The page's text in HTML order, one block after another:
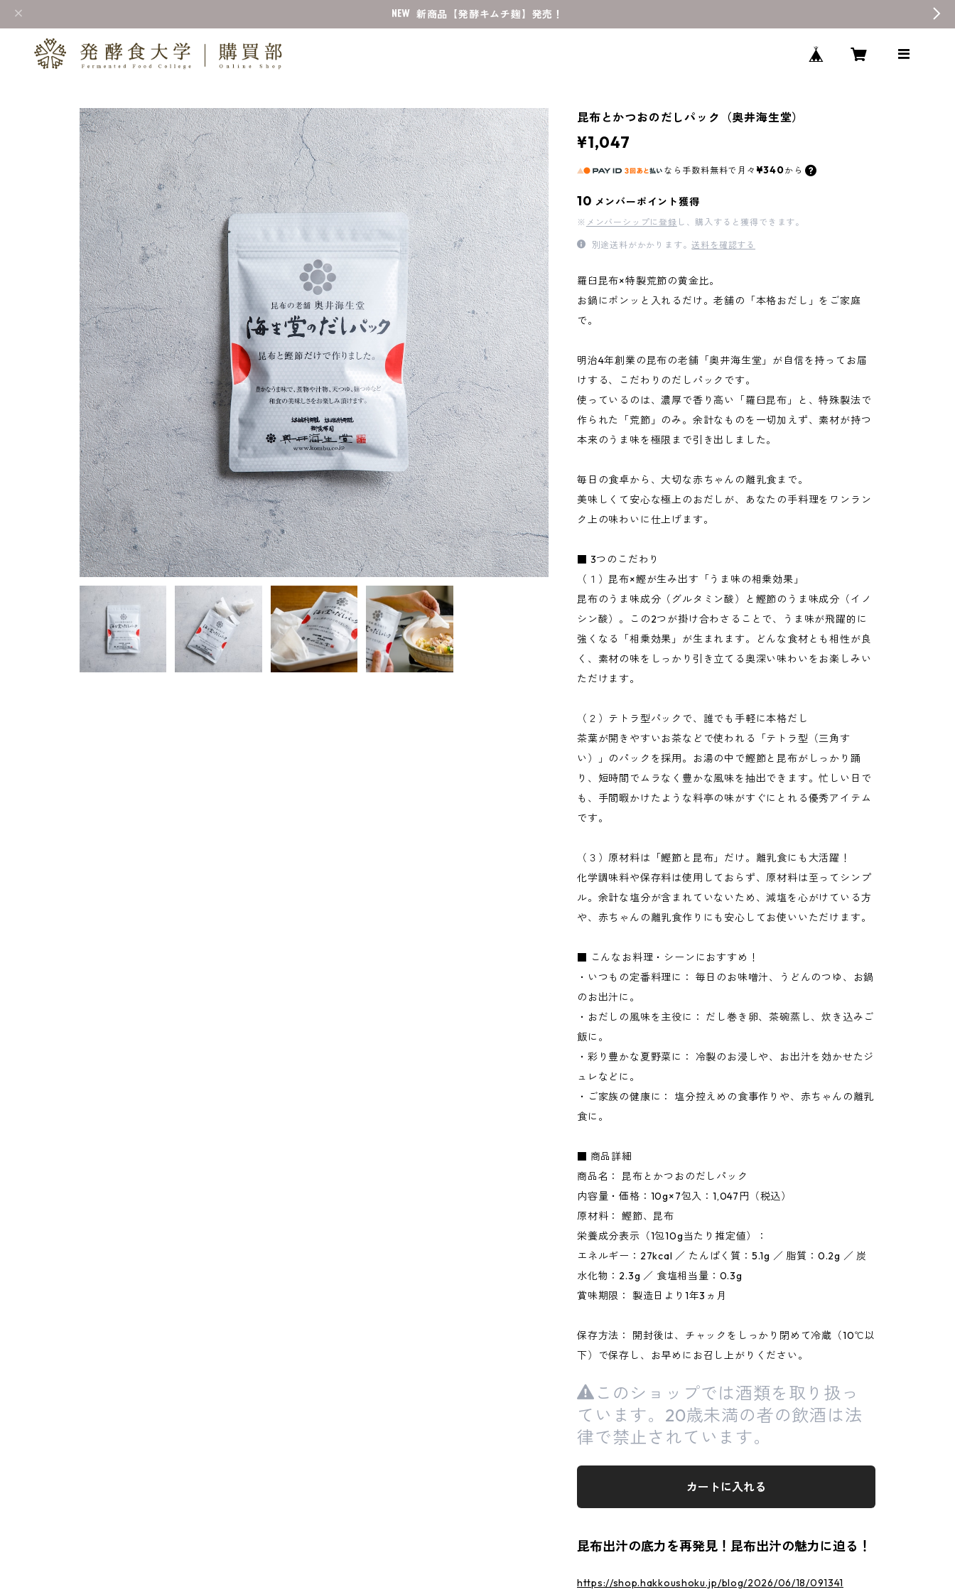
新商品【発酵キムチ麹】発売！
昆布とかつおのだしパック（奥井海生堂）
¥1,047
なら 手数料無料で 月々 ¥340から
10 メンバーポイント獲得
※ メンバーシップに登録 し、購入すると獲得できます。
別途送料がかかります。送料を確認する
羅臼昆布×特製荒節の黄金比。
お鍋にポンッと入れるだけ。老舗の「本格おだし」をご家庭
で。
明治4年創業の昆布の老舗「奥井海生堂」が自信を持ってお届
けする、こだわりのだしパックです。
使っているのは、濃厚で香り高い「羅臼昆布」と、特殊製法で
作られた「荒節」のみ。余計なものを一切加えず、素材が持つ
本来のうま味を極限まで引き出しました。
毎日の食卓から、大切な赤ちゃんの離乳食まで。
美味しくて安心な極上のおだしが、あなたの手料理をワンラン
ク上の味わいに仕上げます。
■ 3つのこだわり
（１）昆布×鰹が生み出す「うま味の相乗効果」
昆布のうま味成分（グルタミン酸）と鰹節のうま味成分（イノ
シン酸）。この2つが掛け合わさることで、うま味が飛躍的に
強くなる「相乗効果」が生まれます。どんな食材とも相性が良
く、素材の味をしっかり引き立てる奥深い味わいをお楽しみい
ただけます。
（２）テトラ型パックで、誰でも手軽に本格だし
茶葉が開きやすいお茶などで使われる「テトラ型（三角す
い）」のパックを採用。お湯の中で鰹節と昆布がしっかり踊
り、短時間でムラなく豊かな風味を抽出できます。忙しい日で
も、手間暇かけたような料亭の味がすぐにとれる優秀アイテム
です。
（３）原材料は「鰹節と昆布」だけ。離乳食にも大活躍！
化学調味料や保存料は使用しておらず、原材料は至ってシンプ
ル。余計な塩分が含まれていないため、減塩を心がけている方
や、赤ちゃんの離乳食作りにも安心してお使いいただけます。
■ こんなお料理・シーンにおすすめ！
・いつもの定番料理に： 毎日のお味噌汁、うどんのつゆ、お鍋
のお出汁に。
・おだしの風味を主役に： だし巻き卵、茶碗蒸し、炊き込みご
飯に。
・彩り豊かな夏野菜に： 冷製のお浸しや、お出汁を効かせたジ
ュレなどに。
・ご家族の健康に： 塩分控えめの食事作りや、赤ちゃんの離乳
食に。
■ 商品詳細
商品名： 昆布とかつおのだしパック
内容量・価格：10g×7包入：1,047円（税込）
原材料： 鰹節、昆布
栄養成分表示（1包10g当たり推定値）：
エネルギー：27kcal ／ たんぱく質：5.1g ／ 脂質：0.2g ／ 炭
水化物：2.3g ／ 食塩相当量：0.3g
賞味期限： 製造日より1年3ヵ月
保存方法： 開封後は、チャックをしっかり閉めて冷蔵（10℃以
下）で保存し、お早めにお召し上がりください。
このショップでは酒類を取り扱っ
ています。20歳未満の者の飲酒は法
律で禁止されています。
カートに入れる
昆布出汁の底力を再発見！昆布出汁の魅力に迫る！
https://shop.hakkoushoku.jp/blog/2026/06/18/091341